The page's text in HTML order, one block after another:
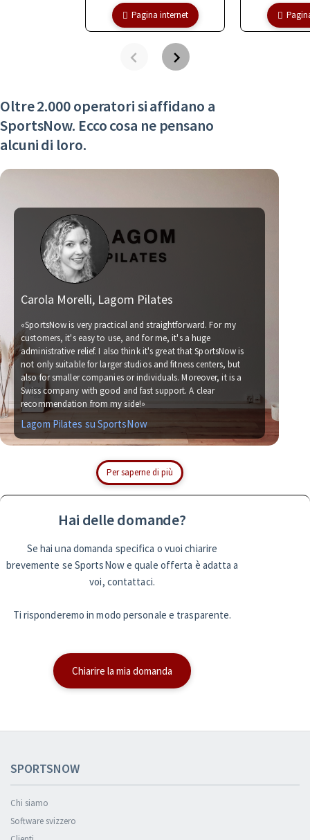
Pagina internet
Oltre 2.000 operatori si affidano a
SportsNow. Ecco cosa ne pensano
alcuni di loro.
Carola Morelli, Lagom Pilates
«SportsNow is very practical and straightforward. For my
customers, it's easy to use, and for me, it's a huge
administrative relief. I also think it's great that SportsNow is
not only suitable for larger studios and fitness centers, but
also for smaller companies or individuals. Moreover, it is a
Swiss company with good and fast support. A clear
recommendation from my side!»
Lagom Pilates su SportsNow
Per saperne di più
Hai delle domande?
Se hai una domanda specifica o vuoi chiarire
brevemente se SportsNow e quale offerta è adatta a
voi, contattaci.
Ti risponderemo in modo personale e trasparente.
Chiarire la mia domanda
SPORTSNOW
Chi siamo
Software svizzero